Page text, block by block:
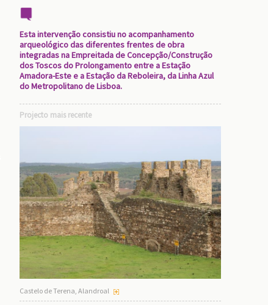
Esta intervenção consistiu no acompanhamento
arqueológico das diferentes frentes de obra
integradas na Empreitada de Concepção/Construção
dos Toscos do Prolongamento entre a Estação
Amadora-Este e a Estação da Reboleira, da Linha Azul
do Metropolitano de Lisboa.
Projecto mais recente
Castelo de Terena, Alandroal